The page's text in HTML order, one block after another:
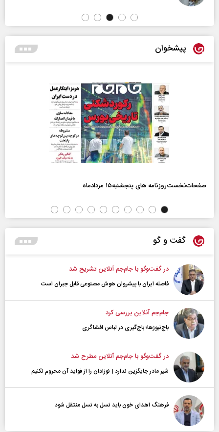
پیشخوان
صفحات‌نخست‌روزنامه ها‌ی پنجشنبه‌۱۵ مردادماه
گفت و گو
در گفت‌و‌گو با جام‌جم آنلاین تشریح شد
فاصله ایران با پیشرو‌ان هوش مصنوعی قابل جبران است
جام‌جم آنلاین بررسی کرد
باج‌نیوزها؛ باج‌گیری در لباس افشاگری
در گفت‌و‌گو با جام‌جم آنلاین مطرح شد
شیر مادر جایگزین ندارد | نوزادان را از فواید آن محروم نکنیم
فرهنگ اهدای خون باید نسل به نسل منتقل شود